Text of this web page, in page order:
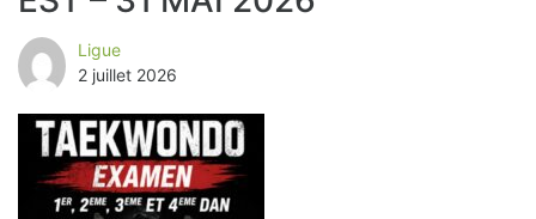
u
t
e
u
Ligue
2 juillet 2026